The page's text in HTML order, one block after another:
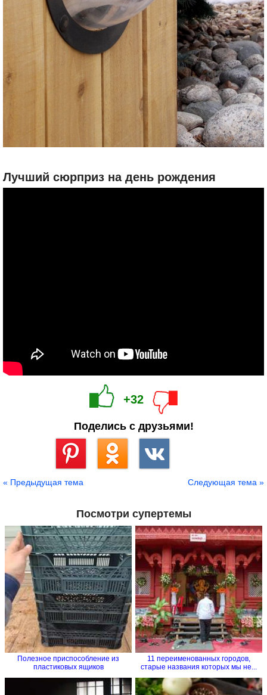
Лучший сюрприз на день рождения
+32
Поделись с друзьями!
« Предыдущая тема Следующая тема »
Посмотри супертемы
Полезное приспособление из
пластиковых ящиков
11 переименованных городов,
старые названия которых мы не...